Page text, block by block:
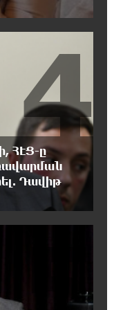
Սամմիթին
ու
շուրջը
բոլոր
միջամտություն
ՀԷՑ-ը
Դավիթ
4